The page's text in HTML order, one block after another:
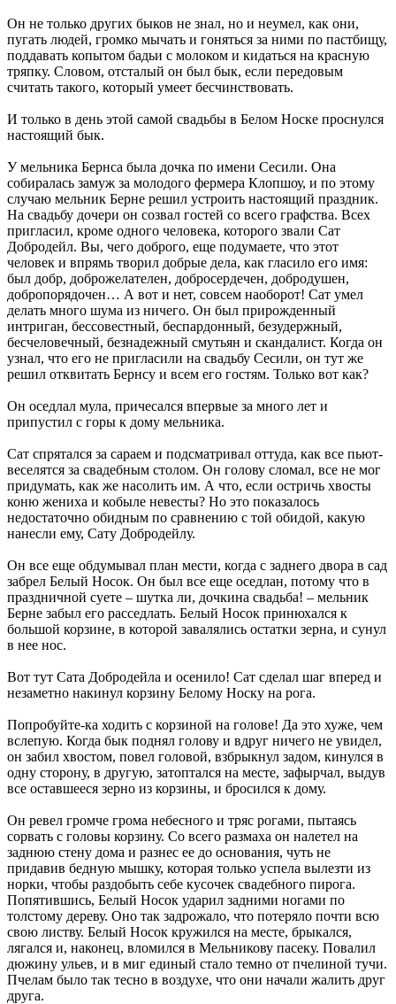
Он не только других быков не знал, но и неумел, как они,
пугать людей, громко мычать и гоняться за ними по пастбищу,
поддавать копытом бадьи с молоком и кидаться на красную
тряпку. Словом, отсталый он был бык, если передовым
считать такого, который умеет бесчинствовать.
И только в день этой самой свадьбы в Белом Носке проснулся
настоящий бык.
У мельника Бернса была дочка по имени Сесили. Она
собиралась замуж за молодого фермера Клопшоу, и по этому
случаю мельник Берне решил устроить настоящий праздник.
На свадьбу дочери он созвал гостей со всего графства. Всех
пригласил, кроме одного человека, которого звали Сат
Добродейл. Вы, чего доброго, еще подумаете, что этот
человек и впрямь творил добрые дела, как гласило его имя:
был добр, доброжелателен, добросердечен, добродушен,
добропорядочен… А вот и нет, совсем наоборот! Сат умел
делать много шума из ничего. Он был прирожденный
интриган, бессовестный, беспардонный, безудержный,
бесчеловечный, безнадежный смутьян и скандалист. Когда он
узнал, что его не пригласили на свадьбу Сесили, он тут же
решил отквитать Бернсу и всем его гостям. Только вот как?
Он оседлал мула, причесался впервые за много лет и
припустил с горы к дому мельника.
Сат спрятался за сараем и подсматривал оттуда, как все пьют-
веселятся за свадебным столом. Он голову сломал, все не мог
придумать, как же насолить им. А что, если остричь хвосты
коню жениха и кобыле невесты? Но это показалось
недостаточно обидным по сравнению с той обидой, какую
нанесли ему, Сату Добродейлу.
Он все еще обдумывал план мести, когда с заднего двора в сад
забрел Белый Носок. Он был все еще оседлан, потому что в
праздничной суете – шутка ли, дочкина свадьба! – мельник
Берне забыл его расседлать. Белый Носок принюхался к
большой корзине, в которой завалялись остатки зерна, и сунул
в нее нос.
Вот тут Сата Добродейла и осенило! Сат сделал шаг вперед и
незаметно накинул корзину Белому Носку на рога.
Попробуйте-ка ходить с корзиной на голове! Да это хуже, чем
вслепую. Когда бык поднял голову и вдруг ничего не увидел,
он забил хвостом, повел головой, взбрыкнул задом, кинулся в
одну сторону, в другую, затоптался на месте, зафырчал, выдув
все оставшееся зерно из корзины, и бросился к дому.
Он ревел громче грома небесного и тряс рогами, пытаясь
сорвать с головы корзину. Со всего размаха он налетел на
заднюю стену дома и разнес ее до основания, чуть не
придавив бедную мышку, которая только успела вылезти из
норки, чтобы раздобыть себе кусочек свадебного пирога.
Попятившись, Белый Носок ударил задними ногами по
толстому дереву. Оно так задрожало, что потеряло почти всю
свою листву. Белый Носок кружился на месте, брыкался,
лягался и, наконец, вломился в Мельникову пасеку. Повалил
дюжину ульев, и в миг единый стало темно от пчелиной тучи.
Пчелам было так тесно в воздухе, что они начали жалить друг
друга.